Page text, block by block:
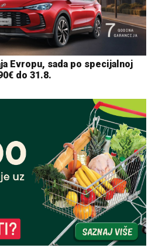
Evropu, sada po specijalnoj
do 31.8.